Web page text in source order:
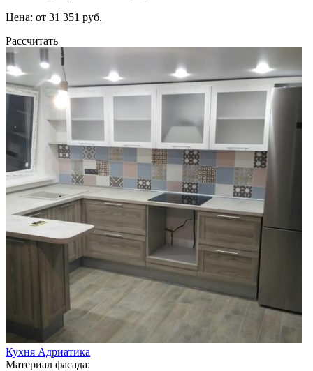
Цена: от 31 351 руб.
Рассчитать
Кухня Адриатика
Материал фасада: